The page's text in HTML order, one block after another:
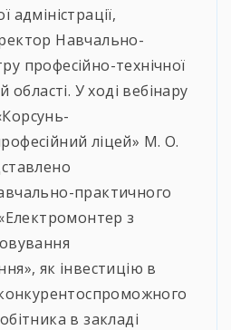
адміністрації,
Навчально-
професійно-технічної
області. У ході вебінару
ліцей» М. О.
практичного
з
як інвестицію в
конкурентоспроможного
в закладі